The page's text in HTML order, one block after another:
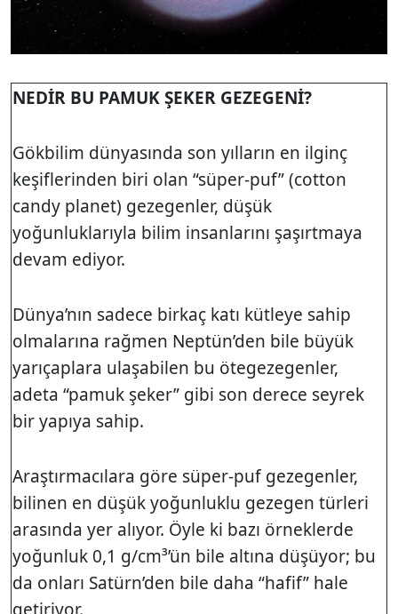
NEDİR BU PAMUK ŞEKER GEZEGENİ?
Gökbilim dünyasında son yılların en ilginç
keşiflerinden biri olan “süper-puf” (cotton
candy planet) gezegenler, düşük
yoğunluklarıyla bilim insanlarını şaşırtmaya
devam ediyor.
Dünya’nın sadece birkaç katı kütleye sahip
olmalarına rağmen Neptün’den bile büyük
yarıçaplara ulaşabilen bu ötegezegenler,
adeta “pamuk şeker” gibi son derece seyrek
bir yapıya sahip.
Araştırmacılara göre süper-puf gezegenler,
bilinen en düşük yoğunluklu gezegen türleri
arasında yer alıyor. Öyle ki bazı örneklerde
yoğunluk 0,1 g/cm³’ün bile altına düşüyor; bu
da onları Satürn’den bile daha “hafif” hale
getiriyor.